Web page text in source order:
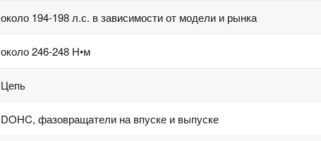
около 194-198 л.с. в зависимости от модели и рынка
около 246-248 Н•м
Цепь
DOHC, фазовращатели на впуске и выпуске